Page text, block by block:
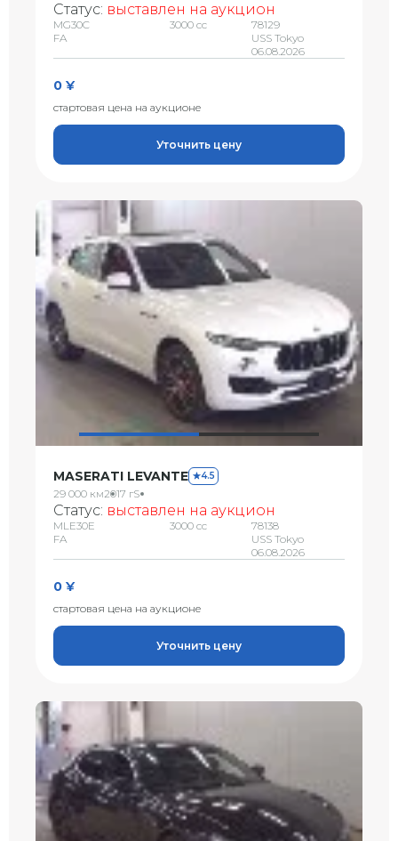
Статус: выставлен на аукцион
MG30C
FA
3000 сс
78129
USS Tokyo
06.08.2026
0 ¥
стартовая цена на аукционе
Уточнить цену
MASERATI LEVANTE 4.5
29 000 км2017 гS
Статус: выставлен на аукцион
MLE30E
FA
3000 сс
78138
USS Tokyo
06.08.2026
0 ¥
стартовая цена на аукционе
Уточнить цену